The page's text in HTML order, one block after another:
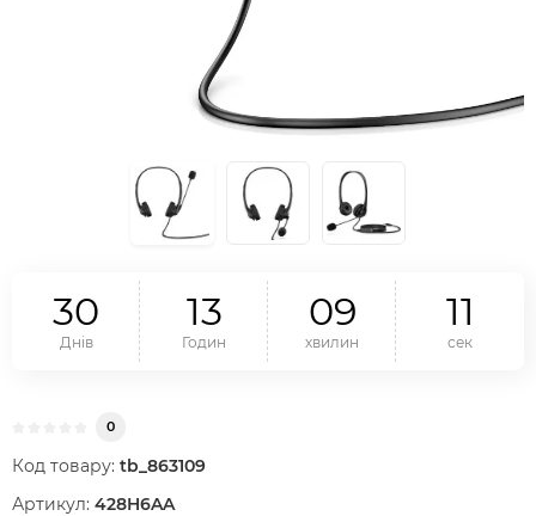
30
Днів
13
Годин
09
хвилин
11
сек
0
Код товару: tb_863109
Артикул: 428H6AA